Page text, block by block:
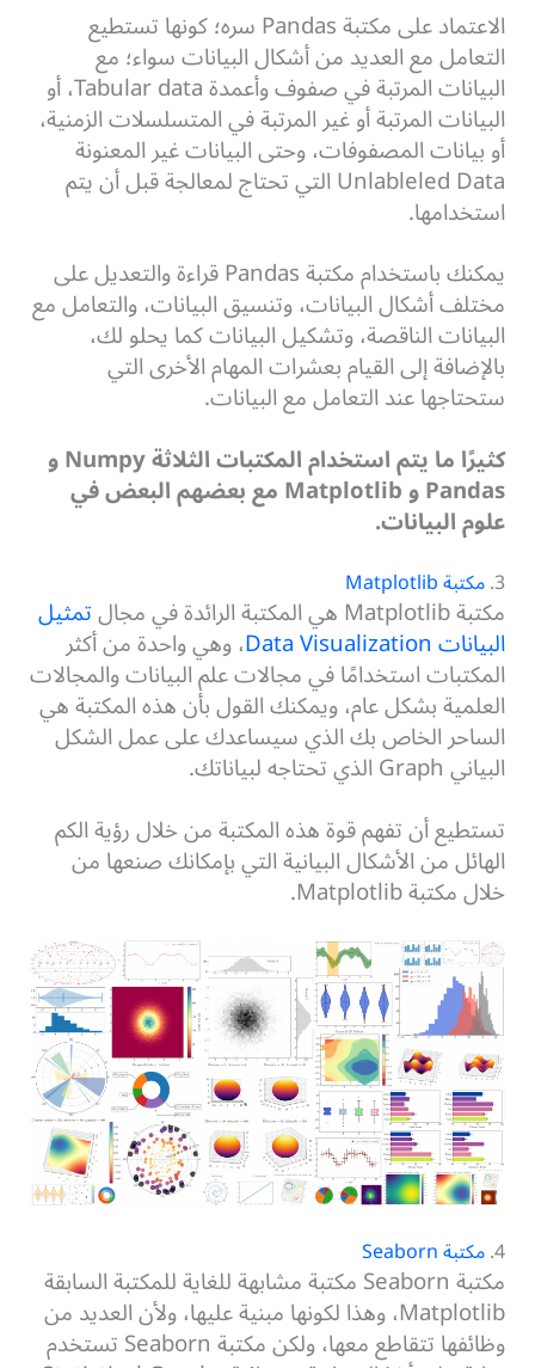
الاعتماد على مكتبة Pandas سره؛ كونها تستطيع
التعامل مع العديد من أشكال البيانات سواء؛ مع
البيانات المرتبة في صفوف وأعمدة Tabular data، أو
البيانات المرتبة أو غير المرتبة في المتسلسلات الزمنية،
أو بيانات المصفوفات، وحتى البيانات غير المعنونة
Unlableled Data التي تحتاج لمعالجة قبل أن يتم
استخدامها.
يمكنك باستخدام مكتبة Pandas قراءة والتعديل على
مختلف أشكال البيانات، وتنسيق البيانات، والتعامل مع
البيانات الناقصة، وتشكيل البيانات كما يحلو لك،
بالإضافة إلى القيام بعشرات المهام الأخرى التي
ستحتاجها عند التعامل مع البيانات.
كثيرًا ما يتم استخدام المكتبات الثلاثة Numpy و
Pandas و Matplotlib مع بعضهم البعض في
علوم البيانات.
3. مكتبة Matplotlib
مكتبة Matplotlib هي المكتبة الرائدة في مجال تمثيل
البيانات Data Visualization ، وهي واحدة من أكثر
المكتبات استخدامًا في مجالات علم البيانات والمجالات
العلمية بشكل عام، ويمكنك القول بأن هذه المكتبة هي
الساحر الخاص بك الذي سيساعدك على عمل الشكل
البياني Graph الذي تحتاجه لبياناتك.
تستطيع أن تفهم قوة هذه المكتبة من خلال رؤية الكم
الهائل من الأشكال البيانية التي بإمكانك صنعها من
خلال مكتبة Matplotlib.
4. مكتبة Seaborn
مكتبة Seaborn مكتبة مشابهة للغاية للمكتبة السابقة
Matplotlib، وهذا لكونها مبنية عليها، ولأن العديد من
وظائفها تتقاطع معها، ولكن مكتبة Seaborn تستخدم